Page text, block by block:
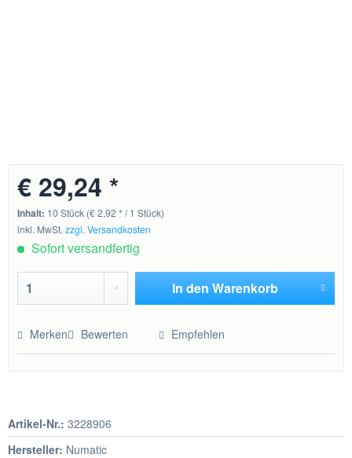
€ 29,24 *
Inhalt: 10 Stück (€ 2,92 * / 1 Stück)
inkl. MwSt.zzgl. Versandkosten
Sofort versandfertig
In den Warenkorb
Merken Bewerten Empfehlen
Artikel-Nr.: 3228906
Hersteller: Numatic